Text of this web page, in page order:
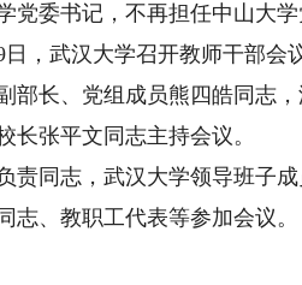
委书记，不再担任中山大学
，武汉大学召开教师干部会
部长、党组成员熊四皓同志
张平文同志主持会议。
同志，武汉大学领导班子成
、教职工代表等参加会议。